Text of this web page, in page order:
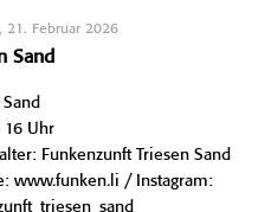
21. Februar 2026
Sand
16 Uhr
Funkenzunft Triesen Sand
www.funken.li / Instagram: